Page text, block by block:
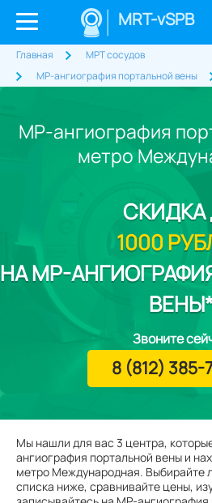
MRT-vSPB
Главная
МРТ сосудов
МР-ангиография портальной вены
МР-ангиография
метро
Мы нашли для вас 3 центра,
ангиография портальной вены и
метро Международная. Выбирайте
списка ниже, сравнивайте цены,
СКИДКА
1000
НА МР-
Звоните
8 (812) 385-